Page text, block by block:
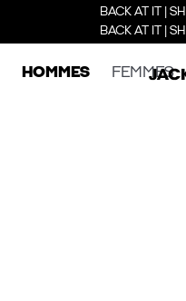
BACK AT IT |
BACK AT IT |
HOMMES FEMMES